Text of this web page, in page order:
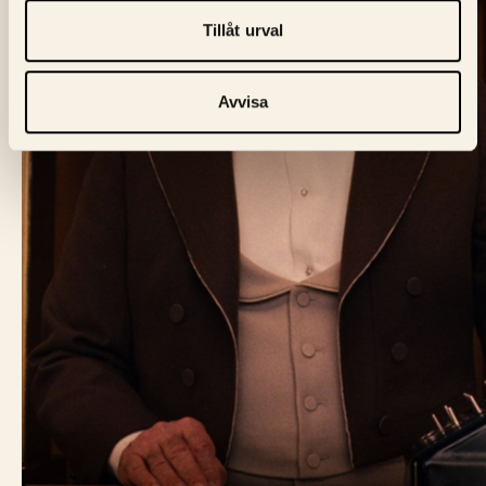
Tillåt urval
Avvisa
Skeppargatan 60,
biljett@biofagelbla.se
Allmänt:
mail@biofagelbla.se
Event:
event@biofagelbla.se
ÖPPETTIDER
Biografen öppnar 30 min innan dagens första visning.
NYHETSBREV
E-Postaddress
Skicka